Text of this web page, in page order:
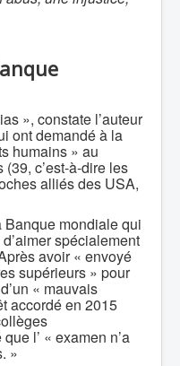
», constate l’auteur
ont demandé à la
humains » au
c’est-à-dire les
alliés des USA,
Banque mondiale qui
spécialement
avoir « envoyé
supérieurs » pour
« mauvais
accordé en 2015
l’ « examen n’a
»